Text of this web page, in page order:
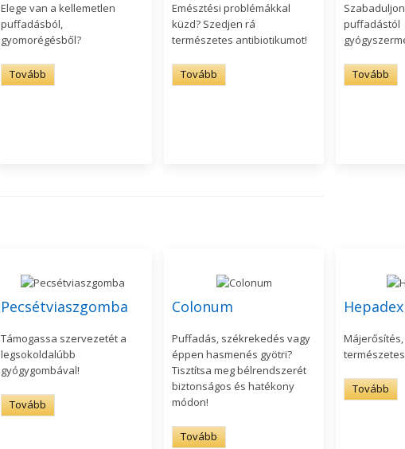
Elege van a kellemetlen
puffadásból,
gyomorégésből?
Tovább
Emésztési problémákkal
küzd? Szedjen rá
természetes antibiotikumot!
Tovább
puffadástól
Tovább
Pecsétviaszgomba
Támogassa szervezetét a
legsokoldalúbb
gyógygombával!
Tovább
Colonum
Puffadás, székrekedés vagy
éppen hasmenés gyötri?
Tisztítsa meg bélrendszerét
biztonságos és hatékony
módon!
Tovább
Hepadex
Tovább